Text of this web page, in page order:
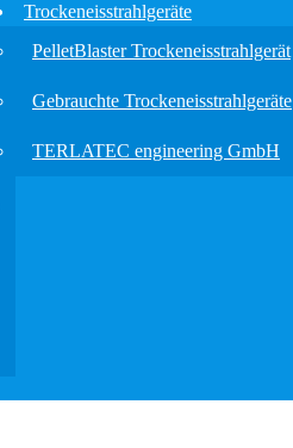
Trockeneisstrahlgeräte
PelletBlaster Trockeneisstrahlgerät
Gebrauchte Trockeneisstrahlgeräte
TERLATEC engineering GmbH